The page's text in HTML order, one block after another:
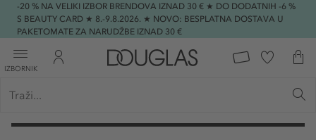
-20 % NA VELIKI IZBOR BRENDOVA IZNAD 30 € ★ DO DODATNIH -6 %
S BEAUTY CARD ★ 8.-9.8.2026. ★ NOVO: BESPLATNA DOSTAVA U
PAKETOMATE ZA NARUDŽBE IZNAD 30 €
IZBORNIK